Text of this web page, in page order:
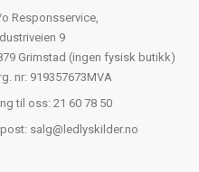
o Responsservice,
9
Grimstad (ingen fysisk butikk)
nr: 919357673MVA
til oss: 21 60 78 50
post: salg@ledlyskilder.no